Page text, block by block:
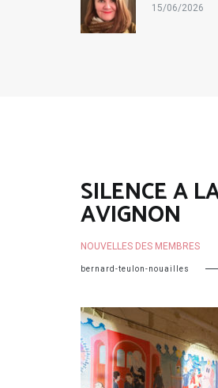
15/06/2026
SILENCE A
AVIGNON
NOUVELLES DES MEMBRES
bernard-teulon-nouailles